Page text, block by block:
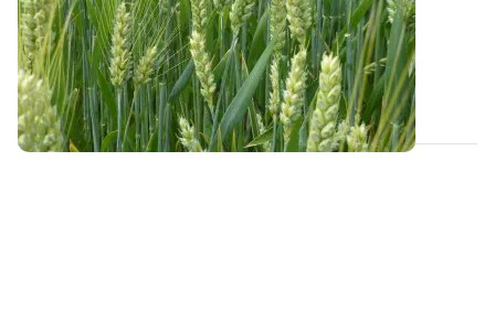
références conventionnelles ?
Dans le cadre du projet PhosphoBio, de nouvelles
références sont acquises sur les teneurs...
23 MAI 2023